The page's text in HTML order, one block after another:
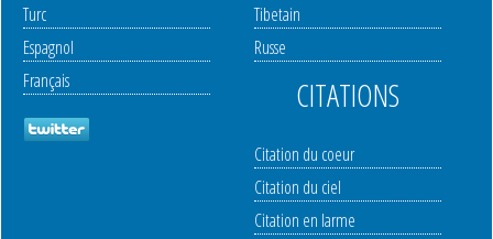
Turc
Espagnol
Français
Tibetain
Russe
CITATIONS
Citation du coeur
Citation du ciel
Citation en larme